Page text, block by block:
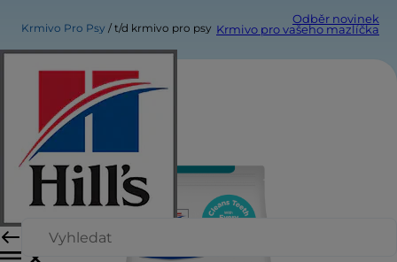
Odběr novinek
Krmivo pro vašeho mazlíčka
Krmivo Pro Psy t/d krmivo pro psy